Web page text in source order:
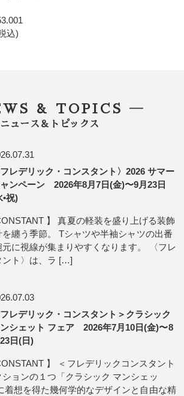
込)
& TOPICS ―
ニュース＆トピックス
フレデリック・コンスタント〉2026 サマー
ンペーン 2026年8月7日(金)〜9月23日
•祝)
】 真夏の軽装を盛り上げる装飾
纏う季節。 Tシャツや半袖シャツの出番
に視線が集まりやすくなります。 〈フレ
ント〉は、ラ […]
レデリック・コンスタント＞クラシック
シェット フェア 2026年7月10日(金)〜8
日(日)
】 ＜フレデリックコンスタント
ョンの１つ「クラシック マンシェッ
着想を得た幾何学的なデザインと自由な精